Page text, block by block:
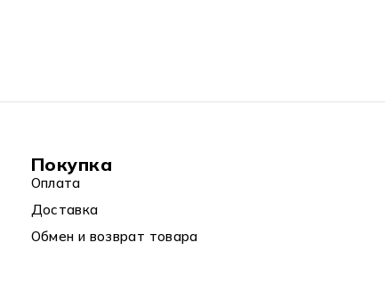
Покупка
Оплата
Доставка
Обмен и возврат товара